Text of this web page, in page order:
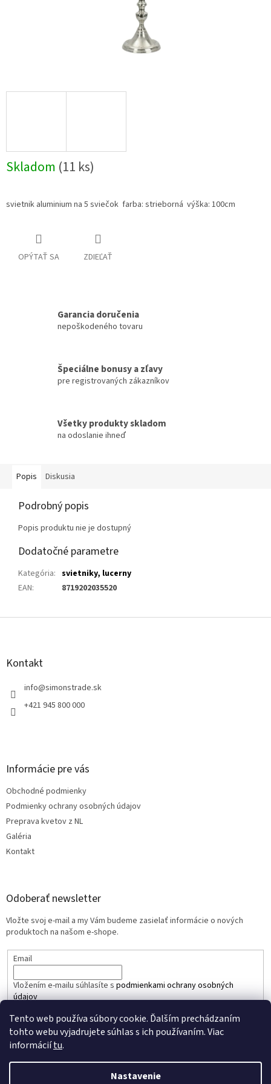
Tento web používa súbory cookie. Ďalším prechádzaním
tohto webu vyjadrujete súhlas s ich používaním. Viac
informáciítu.
Nastavenie
Skladom (11 ks)
svietnik aluminium na 5 sviečok farba: strieborná výška: 100cm
OPÝTAŤ SA ZDIEĽAŤ
Garancia doručenia
nepoškodeného tovaru
Špeciálne bonusy a zľavy
pre registrovaných zákazníkov
Všetky produkty skladom
na odoslanie ihneď
Popis Diskusia
Podrobný popis
Popis produktu nie je dostupný
Dodatočné parametre
Kategória: svietniky, lucerny
EAN: 8719202035520
Z
Kontakt
info@simonstrade.sk
+421 945 800 000
Informácie pre vás
Obchodné podmienky
Podmienky ochrany osobných údajov
Preprava kvetov z NL
Galéria
Kontakt
Odoberať newsletter
Vložte svoj e-mail a my Vám budeme zasielať informácie o nových
produktoch na našom e-shope.
Email
Vložením e-mailu súhlasíte s podmienkami ochrany osobných
údajov
PRIHLÁSIŤ SA
Vytvoril Shoptet